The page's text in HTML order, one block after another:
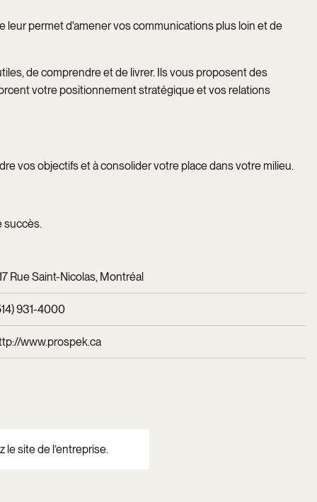
leur permet d'amener vos communications plus loin et de
de comprendre et de livrer. Ils vous proposent des
votre positionnement stratégique et vos relations
vos objectifs et à consolider votre place dans votre milieu.
succès.
Rue Saint-Nicolas, Montréal
931-4000
www.prospek.ca
le site de l’entreprise.